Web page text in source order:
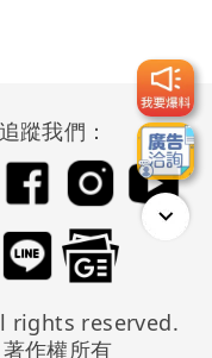
追蹤我們：
rights reserved.
作權所有